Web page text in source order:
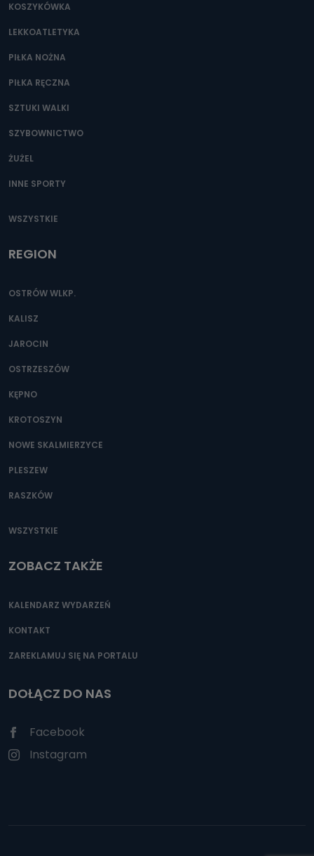
KOSZYKÓWKA
LEKKOATLETYKA
PIŁKA NOŻNA
PIŁKA RĘCZNA
SZTUKI WALKI
SZYBOWNICTWO
ŻUŻEL
INNE SPORTY
WSZYSTKIE
REGION
OSTRÓW WLKP.
KALISZ
JAROCIN
OSTRZESZÓW
KĘPNO
KROTOSZYN
NOWE SKALMIERZYCE
PLESZEW
RASZKÓW
WSZYSTKIE
ZOBACZ TAKŻE
KALENDARZ WYDARZEŃ
KONTAKT
ZAREKLAMUJ SIĘ NA PORTALU
DOŁĄCZ DO NAS
Facebook
Instagram